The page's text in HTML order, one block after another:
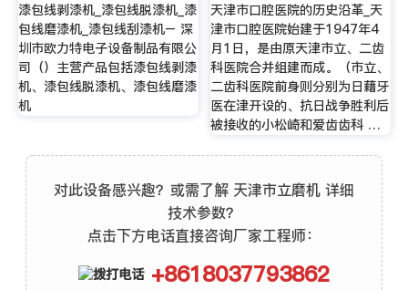
漆包线剥漆机_漆包线脱漆机_漆
包线磨漆机_漆包线刮漆机– 深
圳市欧力特电子设备制品有限公
司（）主营产品包括漆包线剥漆
机、漆包线脱漆机、漆包线磨漆
机
天津市口腔医院的历史沿革_天
津市口腔医院始建于1947年4
月1日，是由原天津市立、二齿
科医院合并组建而成。（市立、
二齿科医院前身则分别为日藉牙
医在津开设的、抗日战争胜利后
被接收的小松崎和爱齿齿科 …
对此设备感兴趣？或需了解 天津市立磨机 详细
技术参数？
点击下方电话直接咨询厂家工程师：
+8618037793862